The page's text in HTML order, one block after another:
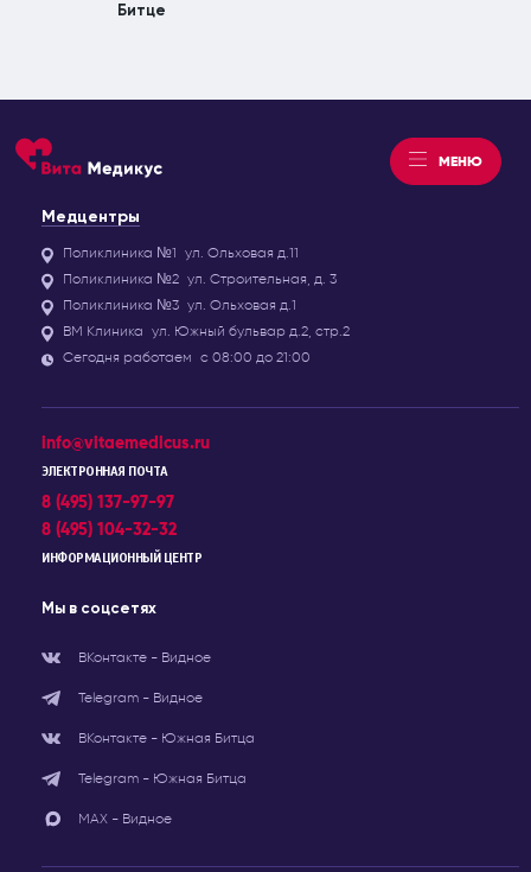
Битце
МЕНЮ
Медцентры
Поликлиника №1 ул. Ольховая д.11
Поликлиника №2 ул. Строительная, д. 3
Поликлиника №3 ул. Ольховая д.1
ВМ Клиника ул. Южный бульвар д.2, стр.2
Сегодня работаем с 08:00 до 21:00
info@vitaemedicus.ru
ЭЛЕКТРОННАЯ ПОЧТА
8 (495) 137-97-97
8 (495) 104-32-32
ИНФОРМАЦИОННЫЙ ЦЕНТР
Мы в соцсетях
ВКонтакте - Видное
Telegram - Видное
ВКонтакте - Южная Битца
Telegram - Южная Битца
МАХ - Видное